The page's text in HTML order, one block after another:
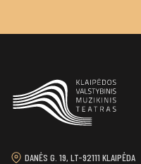
DANĖS G. 19, LT-92111 KLAIPĖDA